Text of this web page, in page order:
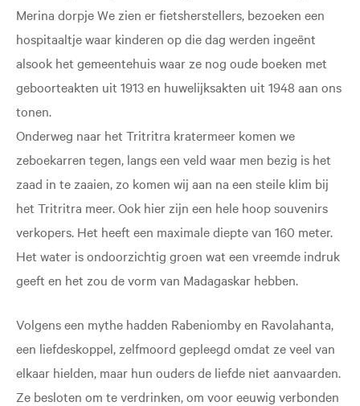
Merina dorpje We zien er fietsherstellers, bezoeken een
hospitaaltje waar kinderen op die dag werden ingeënt
alsook het gemeentehuis waar ze nog oude boeken met
geboorteakten uit 1913 en huwelijksakten uit 1948 aan ons
tonen.
Onderweg naar het Tritritra kratermeer komen we
zeboekarren tegen, langs een veld waar men bezig is het
zaad in te zaaien, zo komen wij aan na een steile klim bij
het Tritritra meer. Ook hier zijn een hele hoop souvenirs
verkopers. Het heeft een maximale diepte van 160 meter.
Het water is ondoorzichtig groen wat een vreemde indruk
geeft en het zou de vorm van Madagaskar hebben.
Volgens een mythe hadden Rabeniomby en Ravolahanta,
een liefdeskoppel, zelfmoord gepleegd omdat ze veel van
elkaar hielden, maar hun ouders de liefde niet aanvaarden.
Ze besloten om te verdrinken, om voor eeuwig verbonden